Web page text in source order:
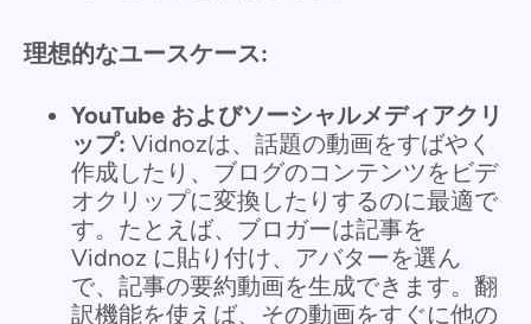
理想的なユースケース:
YouTube およびソーシャルメディアクリ
ップ: Vidnozは、話題の動画をすばやく
作成したり、ブログのコンテンツをビデ
オクリップに変換したりするのに最適で
す。たとえば、ブロガーは記事を
Vidnoz に貼り付け、アバターを選ん
で、記事の要約動画を生成できます。翻
訳機能を使えば、その動画をすぐに他の